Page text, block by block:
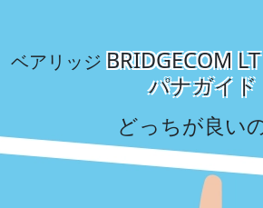
ベアリッジ BRIDGECOM LT
パナガイド
どっちが良い